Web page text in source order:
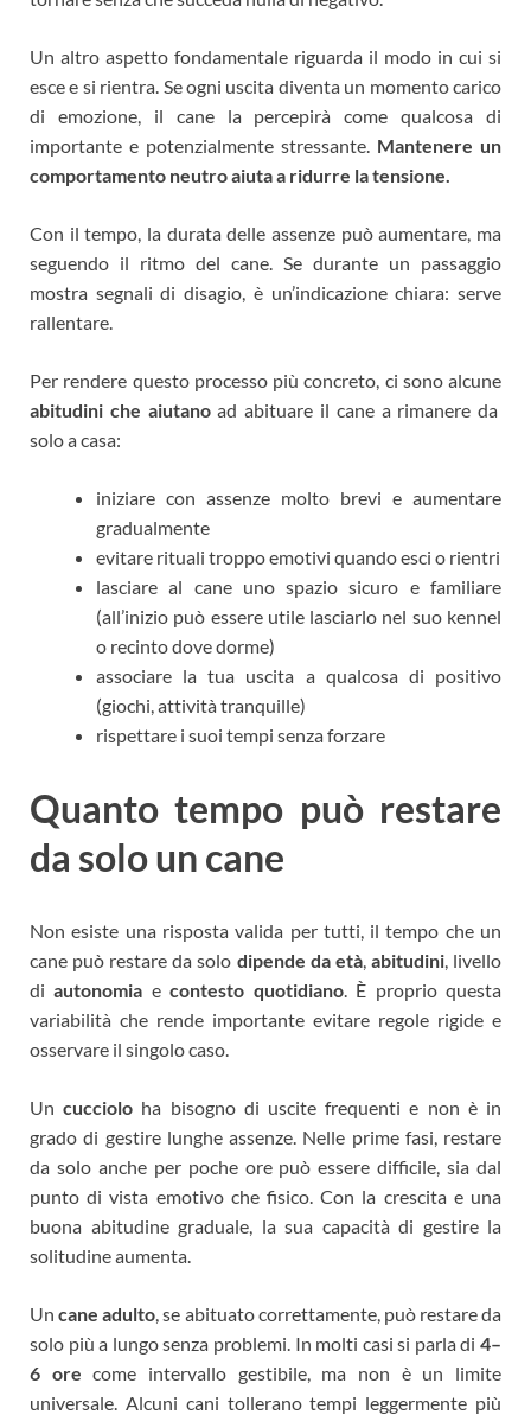
Un altro aspetto fondamentale riguarda il modo in cui si
esce e si rientra. Se ogni uscita diventa un momento carico
di emozione, il cane la percepirà come qualcosa di
importante e potenzialmente stressante. Mantenere un
comportamento neutro aiuta a ridurre la tensione.
Con il tempo, la durata delle assenze può aumentare, ma
seguendo il ritmo del cane. Se durante un passaggio
mostra segnali di disagio, è un’indicazione chiara: serve
rallentare.
Per rendere questo processo più concreto, ci sono alcune
abitudini che aiutanoad abituare il cane a rimanere da
solo a casa:
iniziare con assenze molto brevi e aumentare
gradualmente
evitare rituali troppo emotivi quando esci o rientri
lasciare al cane uno spazio sicuro e familiare
(all’inizio può essere utile lasciarlo nel suo kennel
o recinto dove dorme)
associare la tua uscita a qualcosa di positivo
(giochi, attività tranquille)
rispettare i suoi tempi senza forzare
Quanto tempo può restare
da solo un cane
Non esiste una risposta valida per tutti, il tempo che un
cane può restare da solo dipende da età, abitudini, livello
diautonomia econtesto quotidiano. È proprio questa
variabilità che rende importante evitare regole rigide e
osservare il singolo caso.
Uncucciolo ha bisogno di uscite frequenti e non è in
grado di gestire lunghe assenze. Nelle prime fasi, restare
da solo anche per poche ore può essere difficile, sia dal
punto di vista emotivo che fisico. Con la crescita e una
buona abitudine graduale, la sua capacità di gestire la
solitudine aumenta.
Uncane adulto, se abituato correttamente, può restare da
solo più a lungo senza problemi. In molti casi si parla di 4–
6 ore come intervallo gestibile, ma non è un limite
universale. Alcuni cani tollerano tempi leggermente più